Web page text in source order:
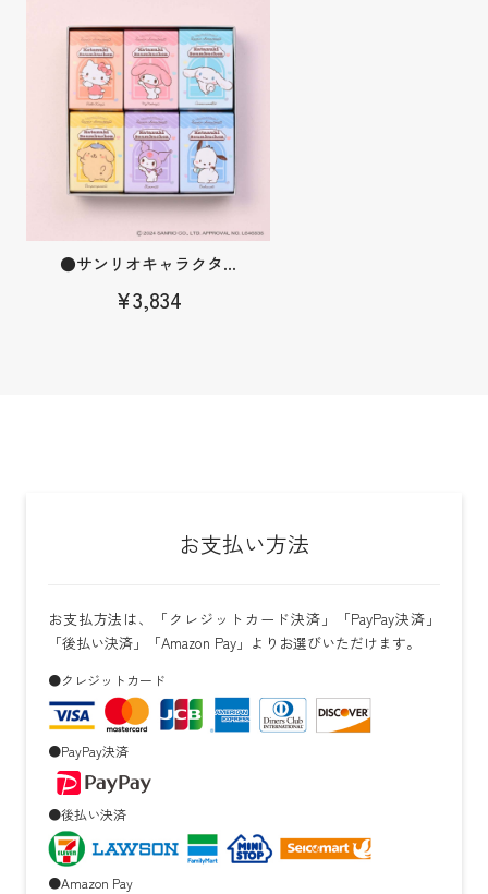
●サンリオキャラクタ...
¥3,834
お支払い方法
お支払方法は、「クレジットカード決済」「PayPay決済」
「後払い決済」「Amazon Pay」よりお選びいただけます。
●クレジットカード
●PayPay決済
●後払い決済
●Amazon Pay